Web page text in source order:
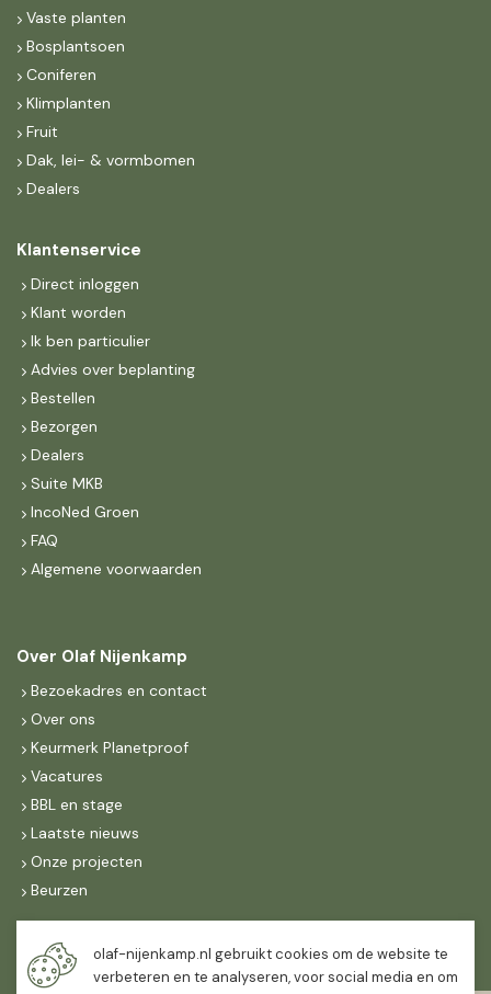
Vaste planten
Bosplantsoen
Coniferen
Klimplanten
Fruit
Dak, lei- & vormbomen
Dealers
Klantenservice
Direct inloggen
Klant worden
Ik ben particulier
Advies over beplanting
Bestellen
Bezorgen
Dealers
Suite MKB
IncoNed Groen
FAQ
Algemene voorwaarden
Over Olaf Nijenkamp
Bezoekadres en contact
Over ons
Keurmerk Planetproof
Vacatures
BBL en stage
Laatste nieuws
Onze projecten
Beurzen
Maandag t/m vrijdag
07:30- 16:30
olaf-nijenkamp.nl gebruikt cookies om de website te
verbeteren en te analyseren, voor social media en om